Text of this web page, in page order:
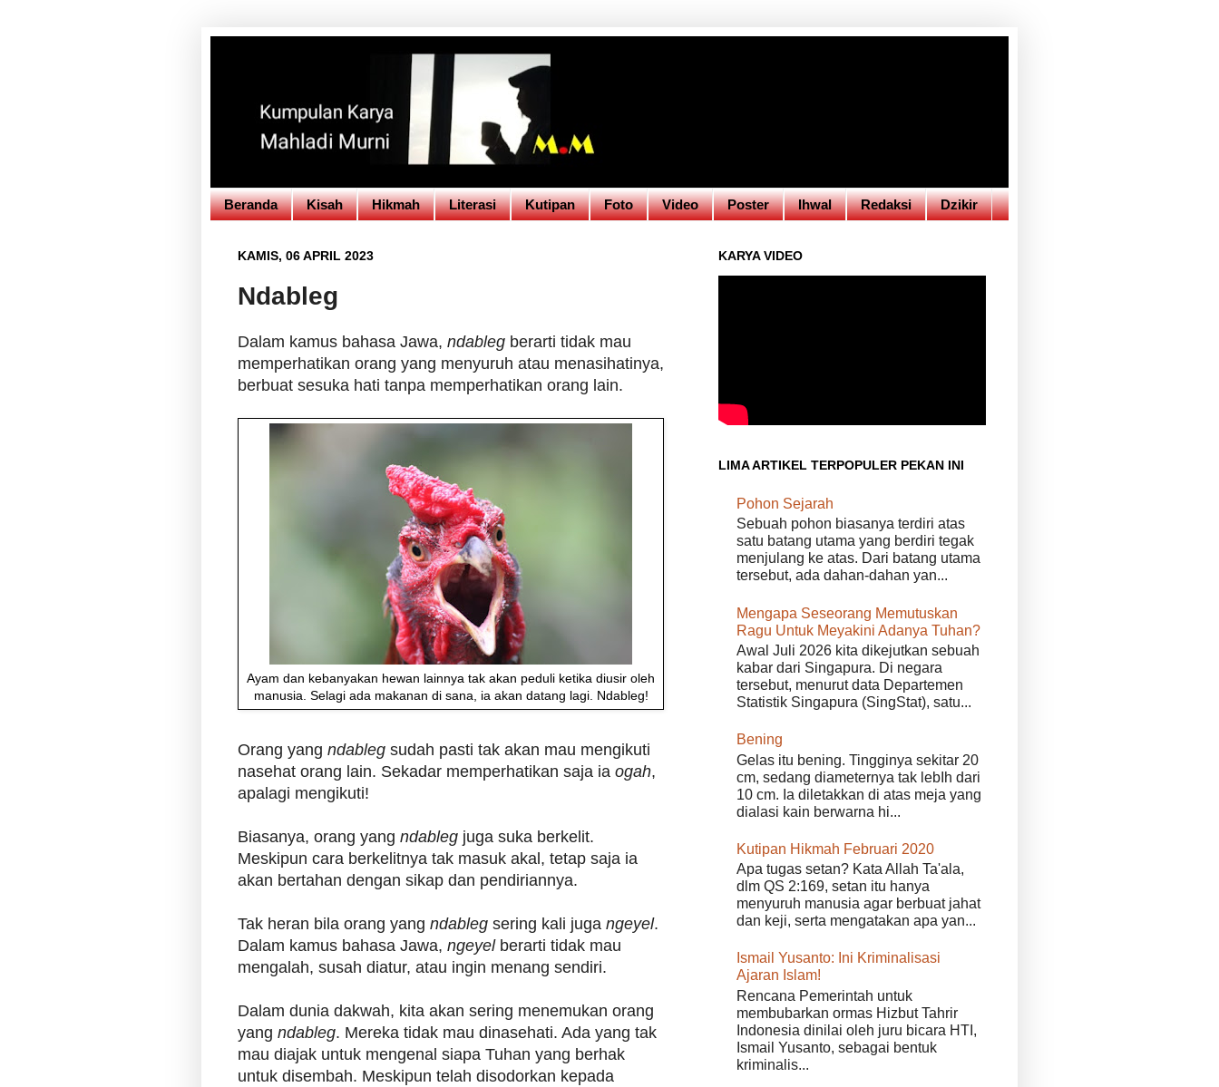
Beranda Kisah Hikmah Literasi Kutipan Foto Video Poster Ihwal Redaksi Dzikir
KAMIS, 06 APRIL 2023
Ndableg
Dalam kamus bahasa Jawa, ndableg berarti tidak mau
memperhatikan orang yang menyuruh atau menasihatinya,
berbuat sesuka hati tanpa memperhatikan orang lain.
Ayam dan kebanyakan hewan lainnya tak akan peduli ketika diusir oleh
manusia. Selagi ada makanan di sana, ia akan datang lagi. Ndableg!
Orang yang ndableg sudah pasti tak akan mau mengikuti
nasehat orang lain. Sekadar memperhatikan saja ia ogah,
apalagi mengikuti!
Biasanya, orang yang ndableg juga suka berkelit.
Meskipun cara berkelitnya tak masuk akal, tetap saja ia
akan bertahan dengan sikap dan pendiriannya.
Tak heran bila orang yang ndableg sering kali juga ngeyel.
Dalam kamus bahasa Jawa, ngeyelberarti tidak mau
mengalah, susah diatur, atau ingin menang sendiri.
Dalam dunia dakwah, kita akan sering menemukan orang
yang ndableg. Mereka tidak mau dinasehati. Ada yang tak
mau diajak untuk mengenal siapa Tuhan yang berhak
untuk disembah. Meskipun telah disodorkan kepada
KARYA VIDEO
LIMA ARTIKEL TERPOPULER PEKAN INI
Pohon Sejarah
Sebuah pohon biasanya terdiri atas
satu batang utama yang berdiri tegak
menjulang ke atas. Dari batang utama
tersebut, ada dahan-dahan yan...
Mengapa Seseorang Memutuskan
Ragu Untuk Meyakini Adanya Tuhan?
Awal Juli 2026 kita dikejutkan sebuah
kabar dari Singapura. Di negara
tersebut, menurut data Departemen
Statistik Singapura (SingStat), satu...
Bening
Gelas itu bening. Tingginya sekitar 20
cm, sedang diameternya tak lebIh dari
10 cm. Ia diletakkan di atas meja yang
dialasi kain berwarna hi...
Kutipan Hikmah Februari 2020
Apa tugas setan? Kata Allah Ta'ala,
dlm QS 2:169, setan itu hanya
menyuruh manusia agar berbuat jahat
dan keji, serta mengatakan apa yan...
Ismail Yusanto: Ini Kriminalisasi
Ajaran Islam!
Rencana Pemerintah untuk
membubarkan ormas Hizbut Tahrir
Indonesia dinilai oleh juru bicara HTI,
Ismail Yusanto, sebagai bentuk
kriminalis...